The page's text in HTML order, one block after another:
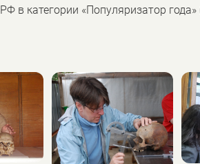
в категории «Популяризатор года»